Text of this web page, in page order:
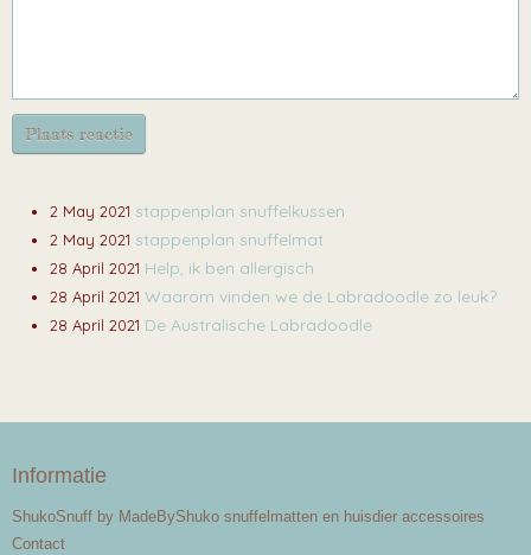
Plaats reactie
2 May 2021 stappenplan snuffelkussen
2 May 2021 stappenplan snuffelmat
28 April 2021 Help, ik ben allergisch
28 April 2021 Waarom vinden we de Labradoodle zo leuk?
28 April 2021 De Australische Labradoodle
Informatie
ShukoSnuff by MadeByShuko snuffelmatten en huisdier accessoires
Contact